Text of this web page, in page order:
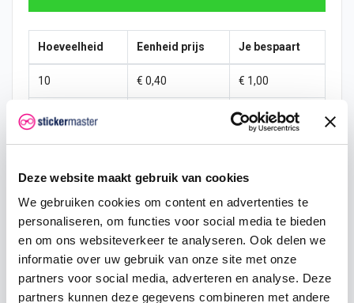
Deze website maakt gebruik van cookies
We gebruiken cookies om content en advertenties te
personaliseren, om functies voor social media te bieden
en om ons websiteverkeer te analyseren. Ook delen we
informatie over uw gebruik van onze site met onze
partners voor social media, adverteren en analyse. Deze
partners kunnen deze gegevens combineren met andere
Hoeveelheid Eenheid prijs Je bespaart
10 € 0,40 € 1,00
15 € 2,25
25 € 0,33 € 4,38
50 € 0,30 € 10,00
200 € 0,25 € 50,00
500 € 0,20 € 150,00